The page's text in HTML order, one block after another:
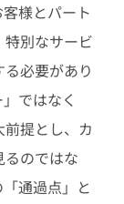
様とパート
別なサービ
必要があり
ではなく
前提とし、カ
るのではな
通過点」と